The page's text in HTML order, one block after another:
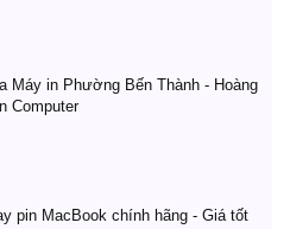
Máy in Phường Bến Thành - Hoàng
Computer
pin MacBook chính hãng - Giá tốt